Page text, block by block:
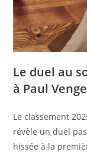
Le duel au
à Paul
Le classement
révèle un duel
hissée à la